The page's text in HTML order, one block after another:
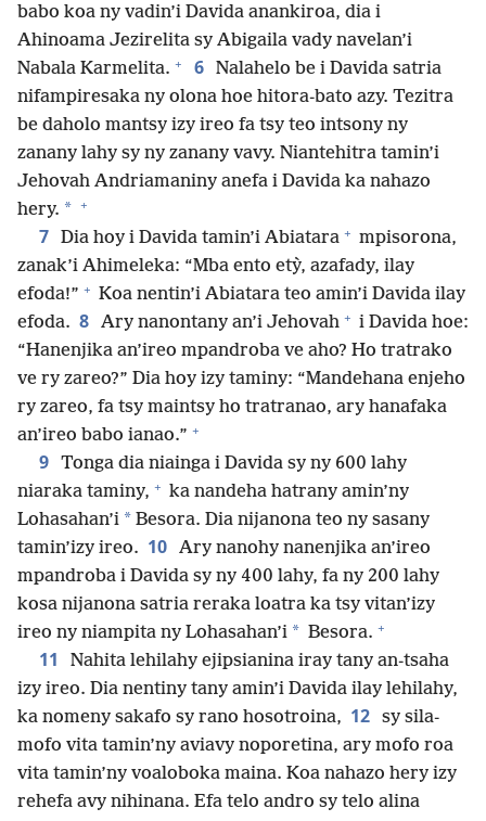
babo koa ny vadin’i Davida anankiroa, dia i
Ahinoama Jezirelita sy Abigaila vady navelan’i
Nabala Karmelita. + 6 Nalahelo be i Davida satria
nifampiresaka ny olona hoe hitora-bato azy. Tezitra
be daholo mantsy izy ireo fa tsy teo intsony ny
zanany lahy sy ny zanany vavy. Niantehitra tamin’i
Jehovah Andriamaniny anefa i Davida ka nahazo
hery. * +
7 Dia hoy i Davida tamin’i Abiatara + mpisorona,
zanak’i Ahimeleka: “Mba ento etỳ, azafady, ilay
efoda!” + Koa nentin’i Abiatara teo amin’i Davida ilay
efoda. 8 Ary nanontany an’i Jehovah + i Davida hoe:
“Hanenjika an’ireo mpandroba ve aho? Ho tratrako
ve ry zareo?” Dia hoy izy taminy: “Mandehana enjeho
ry zareo, fa tsy maintsy ho tratranao, ary hanafaka
an’ireo babo ianao.” +
9 Tonga dia niainga i Davida sy ny 600 lahy
niaraka taminy, + ka nandeha hatrany amin’ny
Lohasahan’i * Besora. Dia nijanona teo ny sasany
tamin’izy ireo. 10 Ary nanohy nanenjika an’ireo
mpandroba i Davida sy ny 400 lahy, fa ny 200 lahy
kosa nijanona satria reraka loatra ka tsy vitan’izy
ireo ny niampita ny Lohasahan’i * Besora. +
11
Nahita lehilahy ejipsianina iray tany an-tsaha
izy ireo. Dia nentiny tany amin’i Davida ilay lehilahy,
ka nomeny sakafo sy rano hosotroina, 12 sy sila-
mofo vita tamin’ny aviavy noporetina, ary mofo roa
vita tamin’ny voaloboka maina. Koa nahazo hery izy
rehefa avy nihinana. Efa telo andro sy telo alina